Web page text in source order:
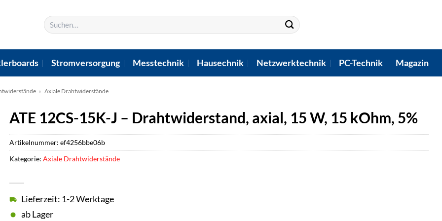
Suchen
nach:
Stromversorgung Messtechnik Hausechnik Netzwerktechnik PC-Technik Magazin
» Axiale Drahtwiderstände
ATE 12CS-15K-J – Drahtwiderstand, axial, 15 W, 15 kOhm, 5%
Lieferzeit: 1-2 Werktage
ab Lager
Artikelnummer: ef4256bbe06b
Kategorie: Axiale Drahtwiderstände